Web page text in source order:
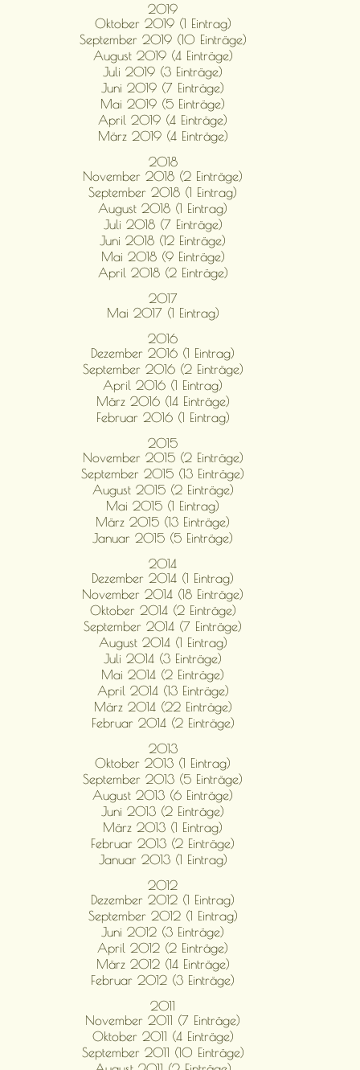
2019
Oktober 2019 (1 Eintrag)
September 2019 (10 Einträge)
August 2019 (4 Einträge)
Juli 2019 (3 Einträge)
Juni 2019 (7 Einträge)
Mai 2019 (5 Einträge)
April 2019 (4 Einträge)
März 2019 (4 Einträge)
2018
November 2018 (2 Einträge)
September 2018 (1 Eintrag)
August 2018 (1 Eintrag)
Juli 2018 (7 Einträge)
Juni 2018 (12 Einträge)
Mai 2018 (9 Einträge)
April 2018 (2 Einträge)
2017
Mai 2017 (1 Eintrag)
2016
Dezember 2016 (1 Eintrag)
September 2016 (2 Einträge)
April 2016 (1 Eintrag)
März 2016 (14 Einträge)
Februar 2016 (1 Eintrag)
2015
November 2015 (2 Einträge)
September 2015 (13 Einträge)
August 2015 (2 Einträge)
Mai 2015 (1 Eintrag)
März 2015 (13 Einträge)
Januar 2015 (5 Einträge)
2014
Dezember 2014 (1 Eintrag)
November 2014 (18 Einträge)
Oktober 2014 (2 Einträge)
September 2014 (7 Einträge)
August 2014 (1 Eintrag)
Juli 2014 (3 Einträge)
Mai 2014 (2 Einträge)
April 2014 (13 Einträge)
März 2014 (22 Einträge)
Februar 2014 (2 Einträge)
2013
Oktober 2013 (1 Eintrag)
September 2013 (5 Einträge)
August 2013 (6 Einträge)
Juni 2013 (2 Einträge)
März 2013 (1 Eintrag)
Februar 2013 (2 Einträge)
Januar 2013 (1 Eintrag)
2012
Dezember 2012 (1 Eintrag)
September 2012 (1 Eintrag)
Juni 2012 (3 Einträge)
April 2012 (2 Einträge)
März 2012 (14 Einträge)
Februar 2012 (3 Einträge)
2011
November 2011 (7 Einträge)
Oktober 2011 (4 Einträge)
September 2011 (10 Einträge)